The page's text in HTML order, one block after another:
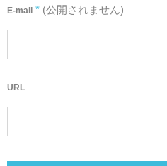
E-mail * (公開されません)
URL